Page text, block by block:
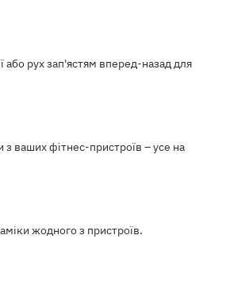
або рух зап'ястям вперед-назад для
ваших фітнес-пристроїв – усе на
жодного з пристроїв.